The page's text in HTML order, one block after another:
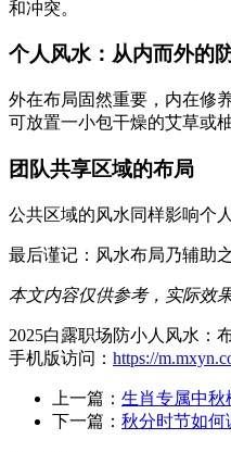
和冲突。
个人风水：从内而外的
外在布局固然重要，内在修
可放置一小包干燥的艾草或
团队共享区域的布局
公共区域的风水同样影响个
最后谨记：风水布局乃辅助
本文内容仅供参考，实际效
2025白露职场防小人风水：
手机版访问： https://
上一篇： 生肖专属中秋
下一篇： 秋分时节如何